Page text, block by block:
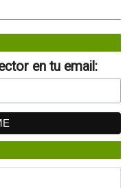
en tu email: